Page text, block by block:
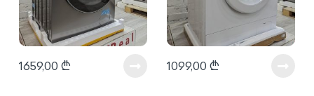
1659,00 ₾ 1099,00 ₾